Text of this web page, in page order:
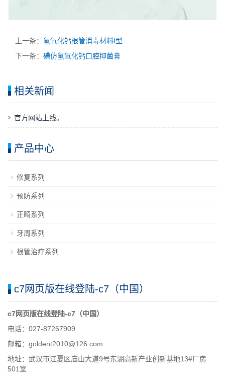
上一条： 氢氧化钙根管消毒材料I型
下一条： 碘仿氢氧化钙口腔抑菌膏
相关新闻
官方网站上线。
产品中心
修复系列
预防系列
正畸系列
牙周系列
根管治疗系列
c7网页版在线登陆-c7（中国）
c7网页版在线登陆-c7（中国）
电话：027-87267909
邮箱：goldent2010@126.com
地址：武汉市江夏区庙山大道9号东湖高新产业创新基地13#厂房
501室